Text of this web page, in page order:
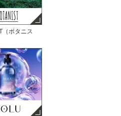
（ボタニス